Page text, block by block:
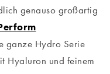
genauso großartig
ganze Hydro Serie
Hyaluron und feinem